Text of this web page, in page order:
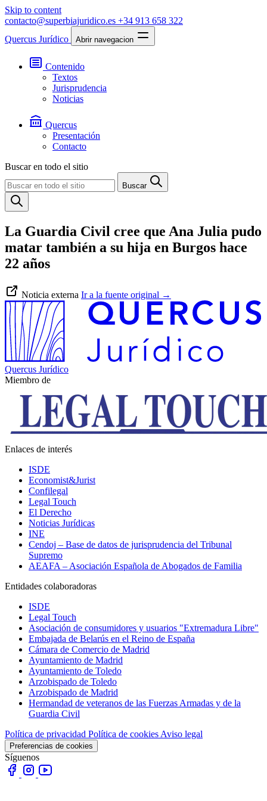
Skip to content
contacto@superbiajuridico.es +34 913 658 322
Quercus Jurídico
Abrir navegacion
Contenido
Textos
Jurisprudencia
Noticias
Quercus
Presentación
Contacto
Buscar en todo el sitio
Buscar
La Guardia Civil cree que Ana Julia pudo
matar también a su hija en Burgos hace
22 años
Noticia externa Ir a la fuente original →
Quercus Jurídico
Miembro de
Enlaces de interés
ISDE
Economist&Jurist
Confilegal
Legal Touch
El Derecho
Noticias Jurídicas
INE
Cendoj – Base de datos de jurisprudencia del Tribunal
Supremo
AEAFA – Asociación Española de Abogados de Familia
Entidades colaboradoras
ISDE
Legal Touch
Asociación de consumidores y usuarios "Extremadura Libre"
Embajada de Belarús en el Reino de España
Cámara de Comercio de Madrid
Ayuntamiento de Madrid
Ayuntamiento de Toledo
Arzobispado de Toledo
Arzobispado de Madrid
Hermandad de veteranos de las Fuerzas Armadas y de la
Guardia Civil
Política de privacidad Política de cookies Aviso legal
Preferencias de cookies
Síguenos